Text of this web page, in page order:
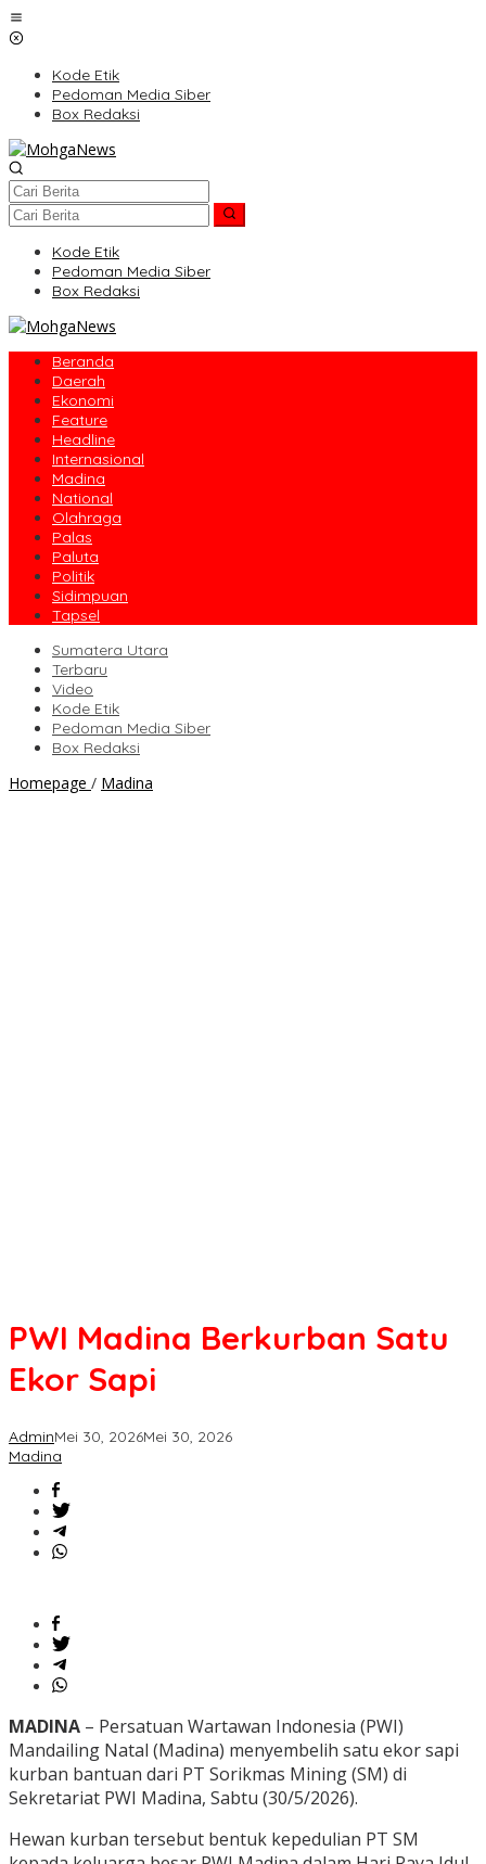
Lewati
ke
Kode Etik
Pedoman Media Siber
Box Redaksi
Kode Etik
Pedoman Media Siber
Box Redaksi
Beranda
Daerah
Ekonomi
Feature
Headline
Internasional
Madina
National
Olahraga
Palas
Paluta
Politik
Sidimpuan
Tapsel
Sumatera Utara
Terbaru
Video
Kode Etik
Pedoman Media Siber
Box Redaksi
Homepage / Madina
PWI Madina Berkurban Satu
Ekor Sapi
AdminMei 30, 2026Mei 30, 2026
Madina
MADINA – Persatuan Wartawan Indonesia (PWI)
Mandailing Natal (Madina) menyembelih satu ekor sapi
kurban bantuan dari PT Sorikmas Mining (SM) di
Sekretariat PWI Madina, Sabtu (30/5/2026).
Hewan kurban tersebut bentuk kepedulian PT SM